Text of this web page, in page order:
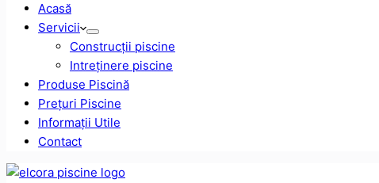
Acasă
Servicii
Construcții piscine
Intreținere piscine
Produse Piscină
Prețuri Piscine
Informații Utile
Contact